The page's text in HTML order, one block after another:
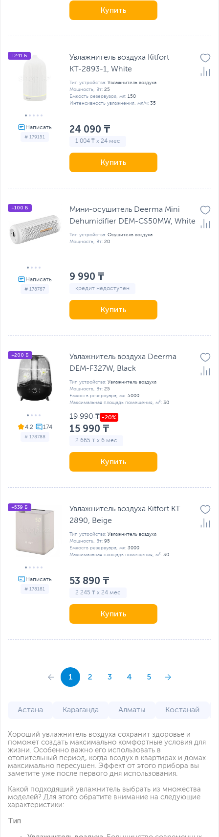
Купить
# 179151
+241 Б
Увлажнитель воздуха Kitfort
КТ-2893-1, White
Тип устройства: Увлажнитель воздуха
Мощность, Вт: 25
Емкость резервуара, мл: 150
Интенсивность увлажнения, мл/ч: 35
24 090 ₸
1 004 ₸ x 24 мес
Купить
# 178787
+100 Б
Мини-осушитель Deerma Mini
Dehumidifier DEM-CS50MW, White
Тип устройства: Осушитель воздуха
Мощность, Вт: 20
9 990 ₸
кредит недоступен
Купить
4.2
# 178788
+200 Б
Увлажнитель воздуха Deerma
DEM-F327W, Black
Тип устройства: Увлажнитель воздуха
Мощность, Вт: 25
Емкость резервуара, мл: 5000
Максимальная площадь помещения, м²: 30
19 990 ₸
15 990 ₸
2 665 ₸ x 6 мес
Купить
# 178181
+539 Б
Увлажнитель воздуха Kitfort KT-
2890, Beige
Тип устройства: Увлажнитель воздуха
Мощность, Вт: 95
Емкость резервуара, мл: 3000
Максимальная площадь помещения, м²: 30
53 890 ₸
2 245 ₸ x 24 мес
Купить
1 2 3 4 5
Астана Караганда Алматы Костанай
Хороший увлажнитель воздуха сохранит здоровье и
поможет создать максимально комфортные условия для
жизни. Особенно важно его использовать в
отопительный период, когда воздух в квартирах и домах
максимально пересушен. Эффект от этого прибора вы
заметите уже после первого дня использования.
Какой подходящий увлажнитель выбрать из множества
моделей? Для этого обратите внимание на следующие
характеристики:
Тип